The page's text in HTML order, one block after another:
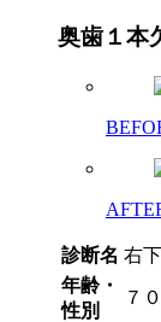
奥歯１本
診断名 右
年齢・
性別
７